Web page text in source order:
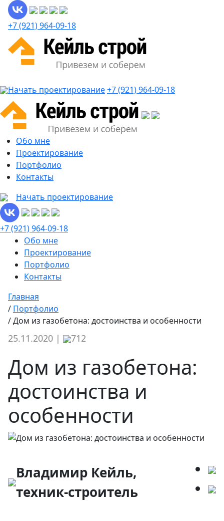
+7 (921) 964-09-18
Начать проектирование+7 (921) 964-09-18
Обо мне
Проектирование
Портфолио
Контакты
Начать проектирование
+7 (921) 964-09-18
Обо мне
Проектирование
Портфолио
Контакты
Главная
/ Портфолио
/Дом из газобетона: достоинства и особенности
25.11.2020 | 712
Дом из газобетона:
достоинства и
особенности
Владимир Кейль,
техник-строитель